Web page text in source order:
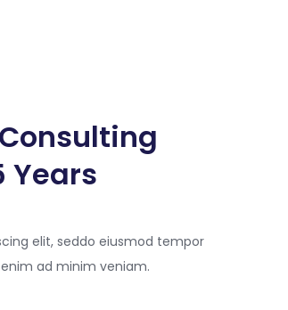
Years
elit, seddo eiusmod tempor
ad minim veniam.